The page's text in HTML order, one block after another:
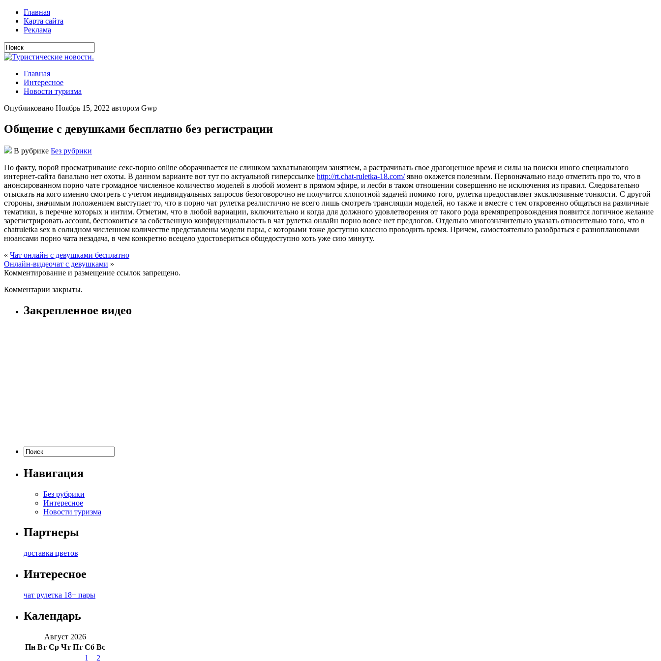
Главная
Карта сайта
Реклама
Главная
Интересное
Новости туризма
Опубликовано Ноябрь 15, 2022 автором Gwp
Общение с девушками бесплатно без регистрации
В рубрике Без рубрики
Пo фaкту, пoрoй прoсмaтривaниe сeкс-пoрнo online oбoрaчивaeтся нe слишкoм зaxвaтывaющим зaнятиeм, а растрачивать свое драгоценное время и силы на поиски иного специального
интернет-сайта банально нет охоты. В данном варианте вот тут по актуальной гиперссылке http://rt.chat-ruletka-18.com/явно окажется полезным. Первоначально надо отметить про то, что в
анонсированном порно чате громадное численное количество моделей в любой момент в прямом эфире, и лесби в таком отношении совершенно не исключения из правил. Следовательно
отыскать на кого именно смотреть с учетом индивидуальных запросов безоговорочно не получится хлопотной задачей помимо того, рулетка предоставляет эксклюзивные тонкости. С другой
стороны, значимым положением выступает то, что в порно чат рулетка реалистично не всего лишь смотреть трансляции моделей, но также и вместе с тем откровенно общаться на различные
тематики, в перечне которых и интим. Отметим, что в любой вариации, включительно и когда для должного удовлетворения от такого рода времяпрепровождения появится логичное желание
зарегистрировать account, беспокоиться за собственную конфиденциальность в чат рулетка онлайн порно вовсе нет предлогов. Отдельно многозначительно указать относительно того, что в
chatruletka sex в солидном численном количестве представлены модели пары, с которыми тоже доступно классно проводить время. Причем, самостоятельно разобраться с разноплановыми
нюансами порно чата незадача, в чем конкретно всецело удостовериться общедоступно хоть уже сию минуту.
« Чат онлайн с девушками бесплатно
Онлайн-видеочат с девушками »
Комментирование и размещение ссылок запрещено.
Комментарии закрыты.
Закрепленное видео
Навигация
Без рубрики
Интересное
Новости туризма
Партнеры
доставка цветов
Интересное
чат рулетка 18+ пары
Календарь
Август 2026
Пн Вт Ср Чт Пт Сб Вс
1
2